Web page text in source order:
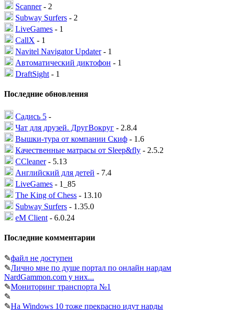
Scanner- 2
Subway Surfers - 2
LiveGames - 1
CallX - 1
Navitel Navigator Updater- 1
Автоматический диктофон - 1
DraftSight - 1
Последние обновления
Садись 5 -
Чат для друзей. ДругВокруг - 2.8.4
Вышки-тура от компании Скиф - 1.6
Качественные матрасы от Sleep&fly - 2.5.2
CCleaner- 5.13
Английский для детей - 7.4
LiveGames - 1_85
The King of Chess - 13.10
Subway Surfers - 1.35.0
eM Client - 6.0.24
Последние комментарии
✎файл не доступен
✎Лично мне по душе портал по онлайн нардам
NardGammon.com у них...
✎Мониторинг транспорта №1
✎
✎На Windows 10 тоже прекрасно идут нарды